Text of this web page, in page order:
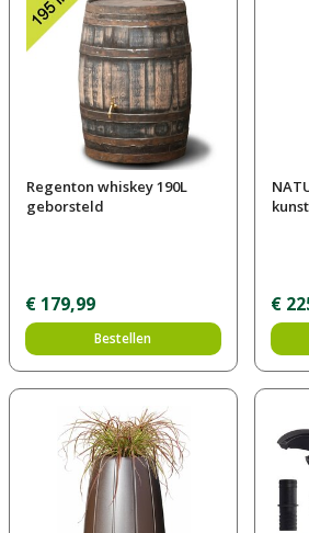
Regenton whiskey 190L
geborsteld
€ 179,99
Bestellen
€